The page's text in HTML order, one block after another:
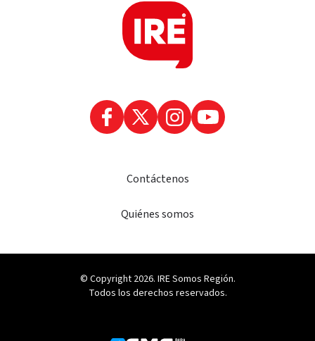
Contáctenos
Quiénes somos
© Copyright 2026. IRE Somos Región.
Todos los derechos reservados.